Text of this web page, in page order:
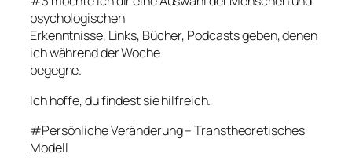
psychologischen
Erkenntnisse, Links, Bücher, Podcasts geben, denen
ich während der Woche
begegne.
Ich hoffe, du findest sie hilfreich.
#Persönliche Veränderung – Transtheoretisches
Modell